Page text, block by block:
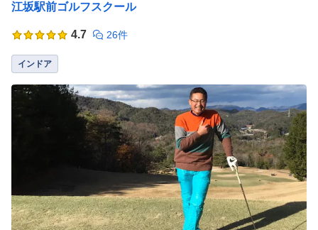
江坂駅前ゴルフスクール
4.7 26件
インドア